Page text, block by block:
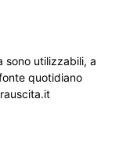
sono utilizzabili, a
quotidiano